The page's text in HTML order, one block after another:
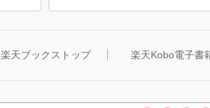
楽天ブックストップ 楽天Kobo電子書